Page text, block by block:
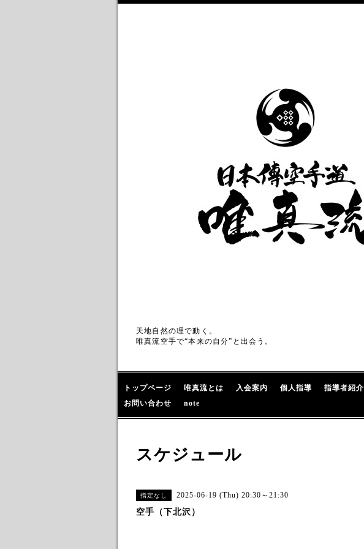
天地自然の理で動く。
唯真流空手で“本来の自分”と出会う。
トップページ 唯真流とは 入会案内 個人指導 指導者紹介
お問い合わせ
note
スケジュール
指定なし 2025-06-19 (Thu) 20:30～21:30
空手（下北沢）